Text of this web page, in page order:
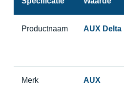
Productnaam AUX Delta
Merk AUX